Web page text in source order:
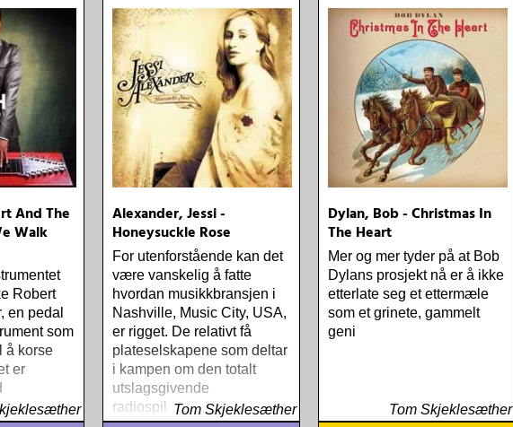
(Rootsy)
Low
Bob
Portrait
Electric
Rokia
Baker Say
Music)
Driftwood
Block
This
Bad
Away
Almqvist
&
And The
Walk
Robert
en pedal
som
å korse
er
at det
Alexander, Jessi -
Honeysuckle Rose
For utenforstående kan det
være vanskelig å fatte
hvordan musikkbransjen i
Nashville, Music City, USA,
er rigget. De relativt få
plateselskapene som deltar
i kampen om den totalt
utslagsgivende
radiospillingen, omgir seg
Tom Skjeklesæther
Dylan, Bob - Christmas In
The Heart
Mer og mer tyder på at Bob
Dylans prosjekt nå er å ikke
etterlate seg et ettermæle
som et grinete, gammelt
geni
Tom Skjeklesæther